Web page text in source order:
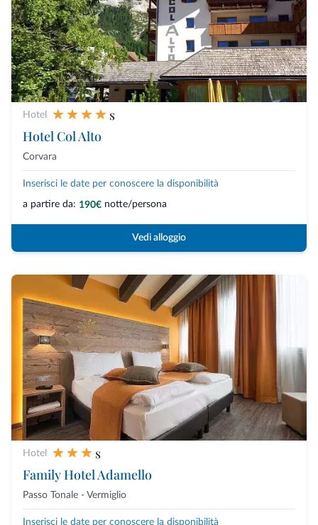
Hotel
s
Hotel Col Alto
Corvara
Inserisci le date per conoscere la disponibilità
a partire da: 190€ notte/persona
Vedi alloggio
Hotel
s
Family Hotel Adamello
Passo Tonale - Vermiglio
Inserisci le date per conoscere la disponibilità